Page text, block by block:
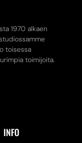
1970 alkaen
toisessa
toimijoita.
INFO